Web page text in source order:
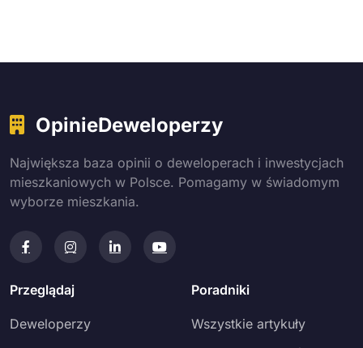
OpinieDeweloperzy
Największa baza opinii o deweloperach i inwestycjach
mieszkaniowych w Polsce. Pomagamy w świadomym
wyborze mieszkania.
Przeglądaj
Deweloperzy
Poradniki
Wszystkie artykuły